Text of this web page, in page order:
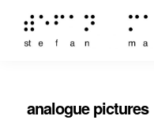
analogue pictures